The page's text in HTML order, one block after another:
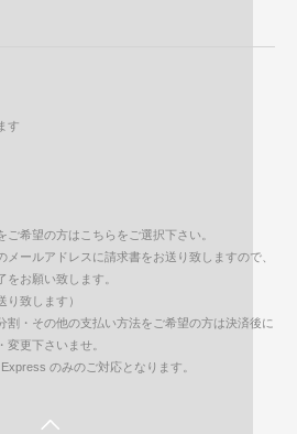
す
希望の方はこちらをご選択下さい。
メールアドレスに請求書をお送り致しますので、
お願い致します。
り致します）
割・その他の支払い方法をご希望の方は決済後に
更下さいませ。
のみのご対応となります。